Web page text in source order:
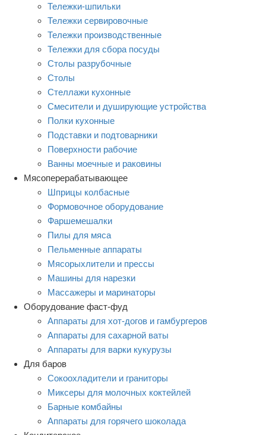
Тележки-шпильки
Тележки сервировочные
Тележки производственные
Тележки для сбора посуды
Столы разрубочные
Столы
Стеллажи кухонные
Смесители и душирующие устройства
Полки кухонные
Подставки и подтоварники
Поверхности рабочие
Ванны моечные и раковины
Мясоперерабатывающее
Шприцы колбасные
Формовочное оборудование
Фаршемешалки
Пилы для мяса
Пельменные аппараты
Мясорыхлители и прессы
Машины для нарезки
Массажеры и маринаторы
Оборудование фаст-фуд
Аппараты для хот-догов и гамбургеров
Аппараты для сахарной ваты
Аппараты для варки кукурузы
Для баров
Сокоохладители и граниторы
Миксеры для молочных коктейлей
Барные комбайны
Аппараты для горячего шоколада